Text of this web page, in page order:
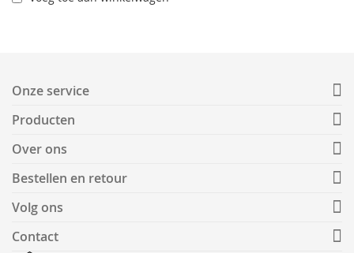
Onze service
Producten
Over ons
Bestellen en retour
Volg ons
Contact